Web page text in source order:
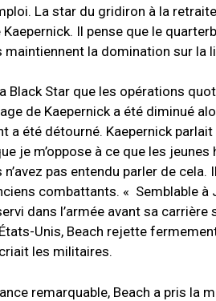
La star du gridiron à la
Il pense que le
la domination sur la
Black Star que les opérations
de Kaepernick a été diminué
a été détourné. Kaepernick
je m’oppose à ce que les
pas entendu parler de
combattants. « Semblable à
dans l’armée avant sa
États-Unis, Beach rejette
les militaires.
remarquable, Beach a pris la